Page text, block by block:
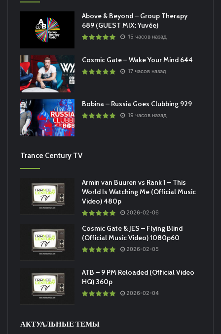
Above & Beyond – Group Therapy
689 (GUEST MIX: Yuvèe)
15 часов назад
Cosmic Gate – Wake Your Mind 644
17 часов назад
Bobina – Russia Goes Clubbing 929
19 часов назад
Trance Century TV
Armin van Buuren vs Rank 1 – This
World Is Watching Me (Official Music
Video) 480p
2026-02-06
Cosmic Gate & JES – Flying Blind
(Official Music Video) 1080p60
2026-02-05
ATB – 9 PM Reloaded (Official Video
HQ) 360p
2026-02-04
АКТУАЛЬНЫЕ ТЕМЫ